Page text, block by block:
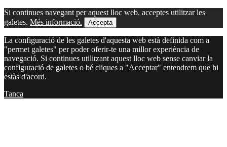
Si continues navegant per aquest lloc web, acceptes utilitzar les
galetes. Més informació. Accepta
La configuració de les galetes d'aquesta web està definida com a
"permet galetes" per poder oferir-te una millor experiència de
navegació. Si continues utilitzant aquest lloc web sense canviar la
configuració de galetes o bé cliques a "Acceptar" entendrem que hi
estàs d'acord.
Tanca